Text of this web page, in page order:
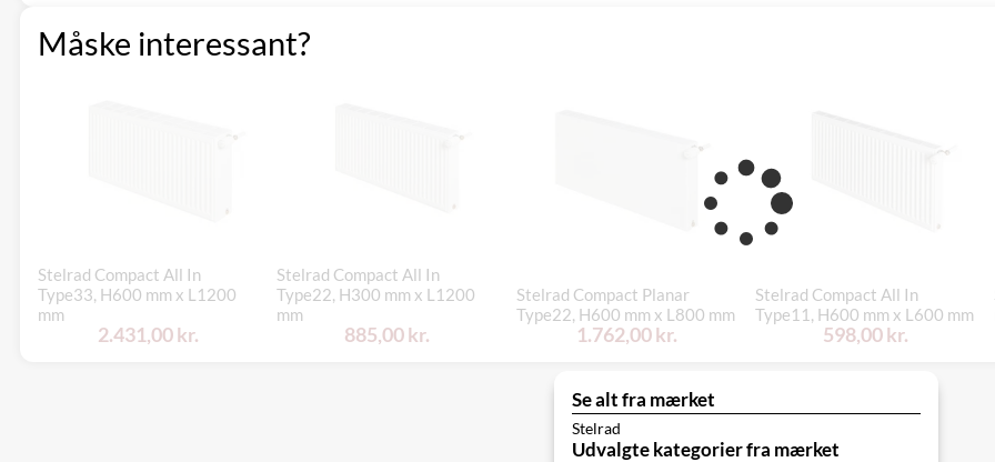
Måske interessant?
Stelrad Compact All In
Type33, H600 mm x L1200
mm
2.431,00 kr.
Stelrad Compact All In
Type22, H300 mm x L1200
mm
885,00 kr.
Stelrad Compact Planar
Type22, H600 mm x L800 mm
1.762,00 kr.
Stelrad Compact All In
Type11, H600 mm x L600 mm
598,00 kr.
Se alt fra mærket
Stelrad
Udvalgte kategorier fra mærket